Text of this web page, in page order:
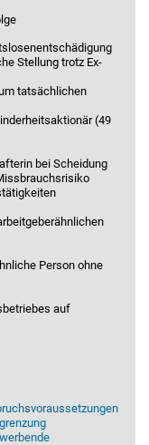
Stellung trotz Ex-
tatsächlichen
(49
bei Scheidung
Person ohne
auf